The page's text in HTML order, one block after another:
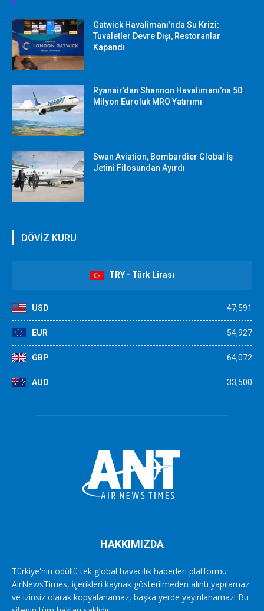
Gatwick Havalimanı’nda Su Krizi:
Tuvaletler Devre Dışı, Restoranlar
Kapandı
Ryanair’dan Shannon Havalimanı’na 50
Milyon Euroluk MRO Yatırımı
Swan Aviation, Bombardier Global İş
Jetini Filosundan Ayırdı
DÖVİZ KURU
TRY - Türk Lirası
USD 47,591
EUR 54,927
GBP 64,072
AUD 33,500
HAKKIMIZDA
Türkiye'nin ödüllü tek global havacılık haberleri platformu
AirNewsTimes, içerikleri kaynak gösterilmeden alıntı yapılamaz
ve izinsiz olarak kopyalanamaz, başka yerde yayınlanamaz. Bu